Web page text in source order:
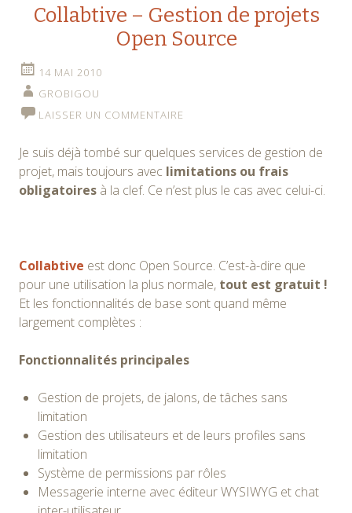
Collabtive – Gestion de projets
Open Source
14 MAI 2010
GROBIGOU
LAISSER UN COMMENTAIRE
Je suis déjà tombé sur quelques services de gestion de
projet, mais toujours avec limitations ou frais
obligatoires à la clef. Ce n’est plus le cas avec celui-ci.
Collabtive est donc Open Source. C’est-à-dire que
pour une utilisation la plus normale, tout est gratuit !
Et les fonctionnalités de base sont quand même
largement complètes :
Fonctionnalités principales
Gestion de projets, de jalons, de tâches sans
limitation
Gestion des utilisateurs et de leurs profiles sans
limitation
Système de permissions par rôles
Messagerie interne avec éditeur WYSIWYG et chat